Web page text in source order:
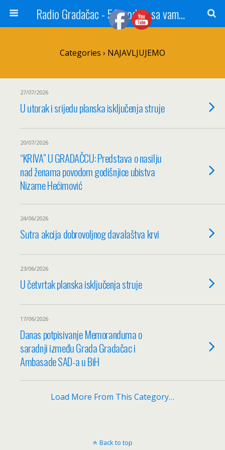
Radio Gradačac - 56 godina sa vama...
Categories › NAJAVLJUJEMO
27/07/2026
U utorak i srijedu planska isključenja struje
20/07/2026
“KRIVA” U GRADAČCU: Predstava o nasilju
nad ženama povodom godišnjice ubistva
Nizame Hećimović
24/06/2026
Sutra akcija dobrovoljnog davalaštva krvi
23/06/2026
U četvrtak planska isključenja struje
17/06/2026
Danas potpisivanje Memoranduma o
saradnji između Grada Gradačac i
Ambasade SAD-a u BiH
Load More From This Category…
Back to top